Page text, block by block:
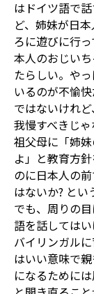
はドイツ語で
ど、姉妹が日
ろに遊びに行
本人のおじい
たらしい。や
いるのが不愉
ではないけれ
我慢すべきじ
祖父母に「姉
よ」と教育方
のに日本人の
はないか? とい
でも、周りの
語を話しては
バイリンガル
はいい意味で
になるために